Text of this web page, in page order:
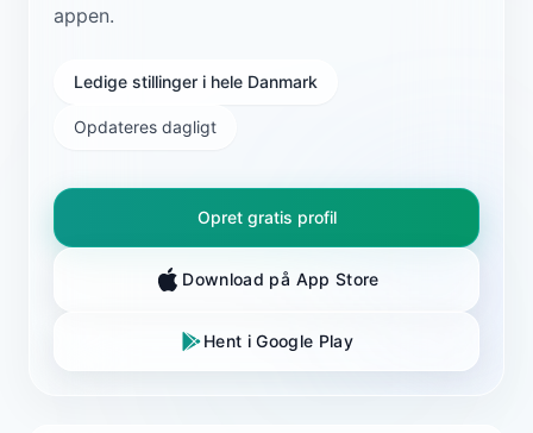
appen.
Ledige stillinger i hele Danmark
Opdateres dagligt
Opret gratis profil
Download på App Store
Hent i Google Play